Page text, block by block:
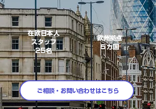
在欧日本人
スタッフ
25名
欧州拠点
​５カ国
ご相談・お問い合わせはこちら